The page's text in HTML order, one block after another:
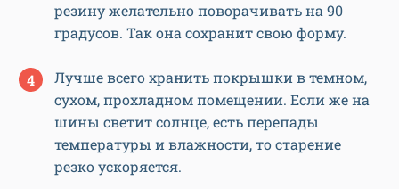
резину желательно поворачивать на 90
градусов. Так она сохранит свою форму.
Лучше всего хранить покрышки в темном,
сухом, прохладном помещении. Если же на
шины светит солнце, есть перепады
температуры и влажности, то старение
резко ускоряется.